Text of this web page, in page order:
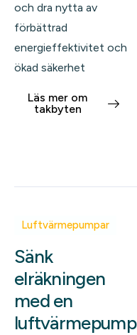
och dra nytta av
förbättrad
energieffektivitet och
ökad säkerhet
Läs mer om
takbyten
Luftvärmepumpar
Sänk
elräkningen
med en
luftvärmepump